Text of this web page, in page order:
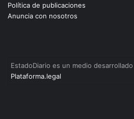
Política de publicaciones
Anuncia con nosotros
EstadoDiario es un medio
Plataforma.legal